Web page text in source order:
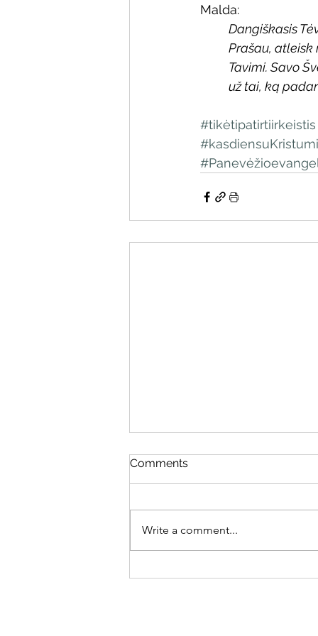
Malda:
Dangiškasis
Prašau,
Tavimi. Savo
už tai, ką
#tikėtipatirtiirkeistis
#kasdiensuKristumi
Comments
Write a comment...